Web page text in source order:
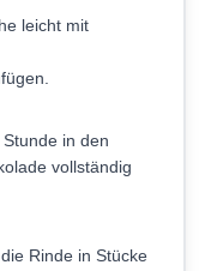
leicht mit
in den
vollständig
Rinde in Stücke